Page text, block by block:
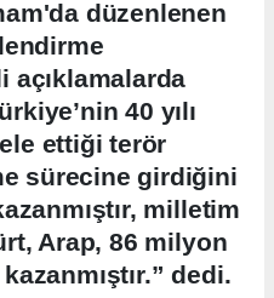
düzenlenen
açıklamalarda
40 yılı
ettiği terör
sürecine girdiğini
milletim
Arap, 86 milyon
dedi.